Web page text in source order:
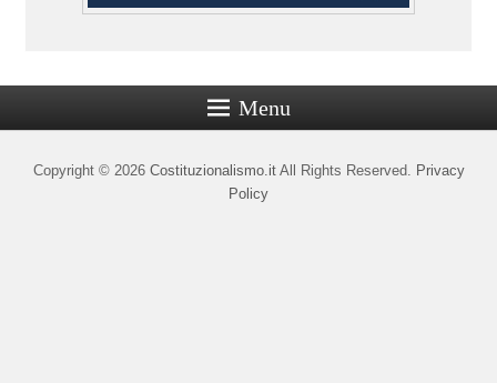
Menu
Copyright © 2026 Costituzionalismo.itAll Rights Reserved.
Privacy
Policy